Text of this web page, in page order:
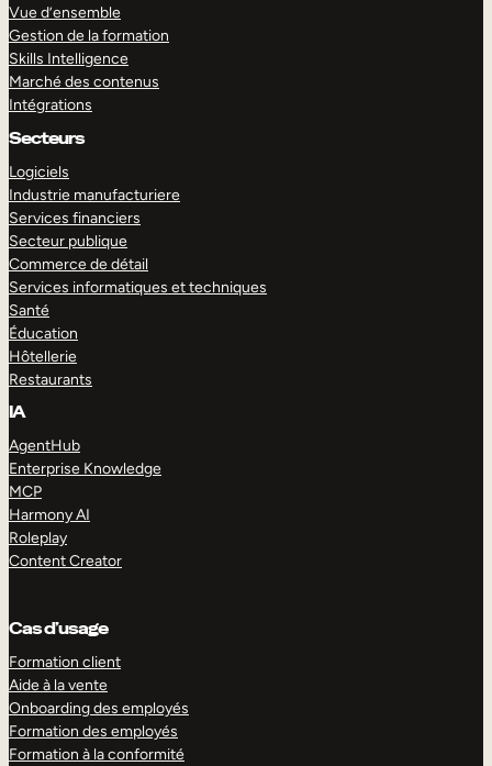
Vue d’ensemble
Gestion de la formation
Skills Intelligence
Marché des contenus
Intégrations
Secteurs
Logiciels
Industrie manufacturiere
Services financiers
Secteur publique
Commerce de détail
Services informatiques et techniques
Santé
Éducation
Hôtellerie
Restaurants
IA
AgentHub
Enterprise Knowledge
MCP
Harmony AI
Roleplay
Content Creator
Cas d’usage
Formation client
Aide à la vente
Onboarding des employés
Formation des employés
Formation à la conformité